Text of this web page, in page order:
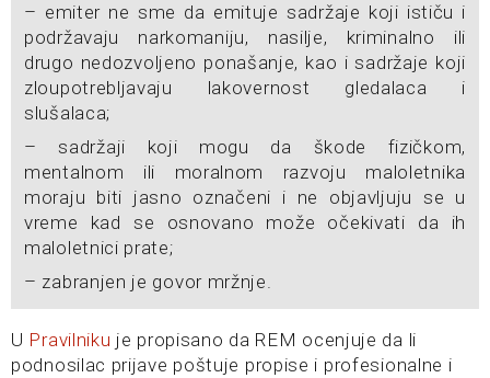
– emiter ne sme da emituje sadržaje koji ističu i
podržavaju narkomaniju, nasilje, kriminalno ili
drugo nedozvoljeno ponašanje, kao i sadržaje koji
zloupotrebljavaju lakovernost gledalaca i
slušalaca;
– sadržaji koji mogu da škode fizičkom,
mentalnom ili moralnom razvoju maloletnika
moraju biti jasno označeni i ne objavljuju se u
vreme kad se osnovano može očekivati da ih
maloletnici prate;
– zabranjen je govor mržnje.
U Pravilniku je propisano da REM ocenjuje da li
podnosilac prijave poštuje propise i profesionalne i